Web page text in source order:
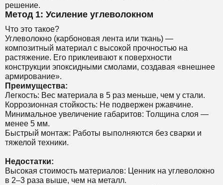
решение.
Метод 1: Усиление углеволокном
Что это такое?
Углеволокно (карбоновая лента или ткань) —
композитный материал с высокой прочностью на
растяжение. Его приклеивают к поверхности
конструкции эпоксидными смолами, создавая «внешнее
армирование».
Преимущества:
Легкость: Вес материала в 5 раз меньше, чем у стали.
Коррозионная стойкость: Не подвержен ржавчине.
Минимальное увеличение габаритов: Толщина слоя —
менее 5 мм.
Быстрый монтаж: Работы выполняются без сварки и
тяжелой техники.
Недостатки:
Высокая стоимость материалов: Ценник на углеволокно
в 2–3 раза выше, чем на металл.